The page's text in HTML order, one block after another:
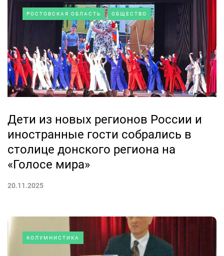
РОСТОВСКАЯ ОБЛАСТЬ ОБЩЕСТВО
Дети из новых регионов России и
иностранные гости собрались в
столице донского региона на
«Голосе мира»
20.11.2025
КОЛУМНИСТИКА